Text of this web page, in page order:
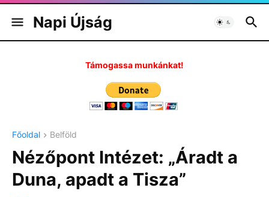
Napi Újság
Támogassa munkánkat!
Főoldal Belföld
Nézőpont Intézet: „Áradt a
Duna, apadt a Tisza”